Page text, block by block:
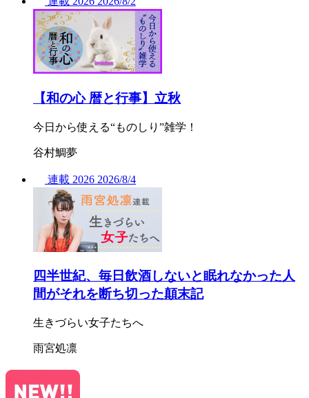
【和の心 暦と行事】立秋
今日から使える“ものしり”雑学！
谷村鯛夢
連載 2026 2026/8/4
四半世紀、毎日飲酒しないと眠れなかった人
間がそれを断ち切った顛末記
生きづらい女子たちへ
雨宮処凛